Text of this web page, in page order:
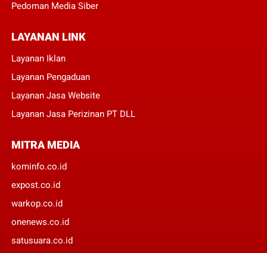
Pedoman Media Siber
LAYANAN LINK
Layanan Iklan
Layanan Pengaduan
Layanan Jasa Website
Layanan Jasa Perizinan PT DLL
MITRA MEDIA
kominfo.co.id
expost.co.id
warkop.co.id
onenews.co.id
satusuara.co.id